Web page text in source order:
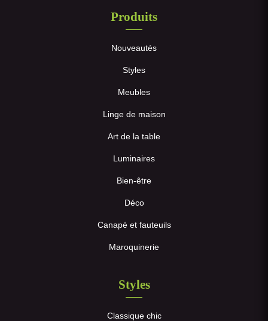
Produits
Nouveautés
Styles
Meubles
Linge de maison
Art de la table
Luminaires
Bien-être
Déco
Canapé et fauteuils
Maroquinerie
Styles
Classique chic